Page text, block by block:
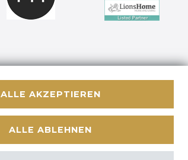
Kontakt
ALLE AKZEPTIEREN
ALLE ABLEHNEN